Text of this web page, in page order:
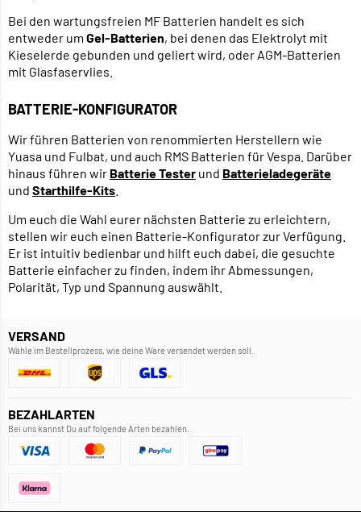
Bei den wartungsfreien MF Batterien handelt es sich
entweder um Gel-Batterien, bei denen das Elektrolyt mit
Kieselerde gebunden und geliert wird, oder AGM-Batterien
mit Glasfaservlies.
BATTERIE-KONFIGURATOR
Wir führen Batterien von renommierten Herstellern wie
Yuasa und Fulbat, und auch RMS Batterien für Vespa. Darüber
hinaus führen wir Batterie Tester und Batterieladegeräte
und Starthilfe-Kits
Um euch die Wahl eurer nächsten Batterie zu erleichtern,
stellen wir euch einen Batterie-Konfigurator zur Verfügung.
Er ist intuitiv bedienbar und hilft euch dabei, die gesuchte
Batterie einfacher zu finden, indem ihr Abmessungen,
Polarität, Typ und Spannung auswählt.
VERSAND
Wähle im Bestellprozess, wie deine Ware versendet werden soll.
BEZAHLARTEN
Bei uns kannst Du auf folgende Arten bezahlen.